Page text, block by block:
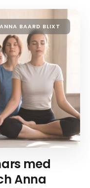
ANNA BAARD BLIXT
med
Anna